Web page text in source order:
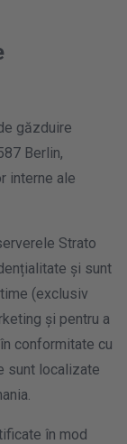
găzduire
Berlin,
interne ale
Strato
și sunt
(exclusiv
și pentru a
conformitate cu
sunt localizate
în mod